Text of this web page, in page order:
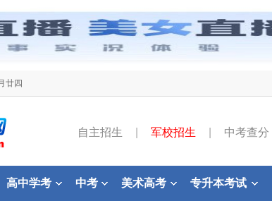
廿四
自主招生 军校招生 中考查分
高中学考 中考 美术高考 专升本考试